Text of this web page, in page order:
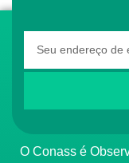
O Conass é Observador Consultivo da Comunidade